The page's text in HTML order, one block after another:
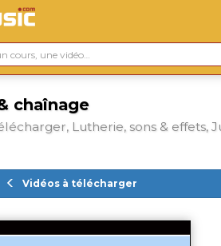
chaînage
Lutherie, sons & effets,
Vidéos à télécharger